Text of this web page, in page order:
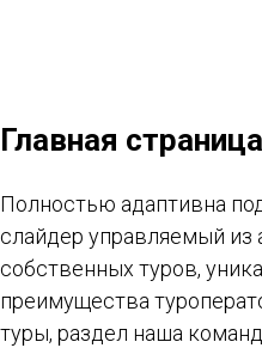
Главная страница
Полностью адаптивна
слайдер управляемый из
собственных туров,
преимущества
туры, раздел наша